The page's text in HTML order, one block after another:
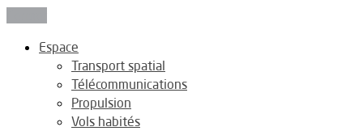
Espace
Transport spatial
Télécommunications
Propulsion
Vols habités